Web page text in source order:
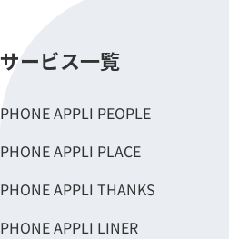
サービス一覧
PHONE APPLI PEOPLE
PHONE APPLI PLACE
PHONE APPLI THANKS
PHONE APPLI LINER